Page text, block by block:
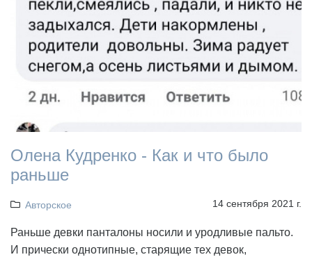
Олена Кудренко - Как и что было
раньше
Авторское 14 сентября 2021 г.
Раньше девки панталоны носили и уродливые пальто.
И прически однотипные, старящие тех девок,